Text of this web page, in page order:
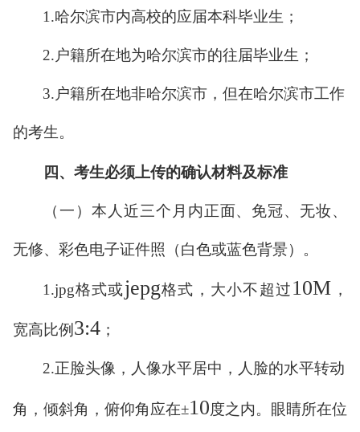
1.哈尔滨市内高校的应届本科毕业生；
2. 户籍所在地为哈尔滨市的往届毕业生；
3. 户籍所在地非哈尔滨市，但在哈尔滨市工作
的考生。
四、考生必须上传的确认材料及标准
（一） 本人近三个月内正面、免冠、无妆、
无修、彩色电子证件照（白色或蓝色背景）。
1.jpg格式或jepg格式，大小不超过10M ，
宽高比例 3:4；
2.正脸头像，人像水平居中，人脸的水平转动
角，倾斜角，俯仰角应在±10度之内。 眼睛所在位